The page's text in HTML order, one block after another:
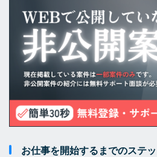
お仕事を開始するまでのステ